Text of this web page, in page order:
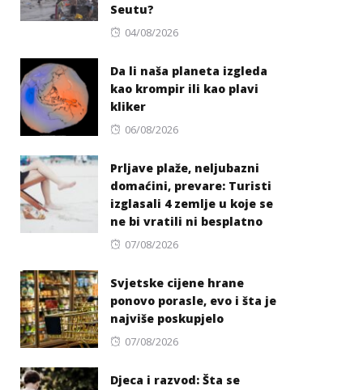
Seutu?
Posted
04/08/2026
Da li naša planeta izgleda
kao krompir ili kao plavi
kliker
Posted
06/08/2026
Prljave plaže, neljubazni
domaćini, prevare: Turisti
izglasali 4 zemlje u koje se
ne bi vratili ni besplatno
Posted
07/08/2026
Svjetske cijene hrane
ponovo porasle, evo i šta je
najviše poskupjelo
Posted
07/08/2026
Djeca i razvod: Šta se